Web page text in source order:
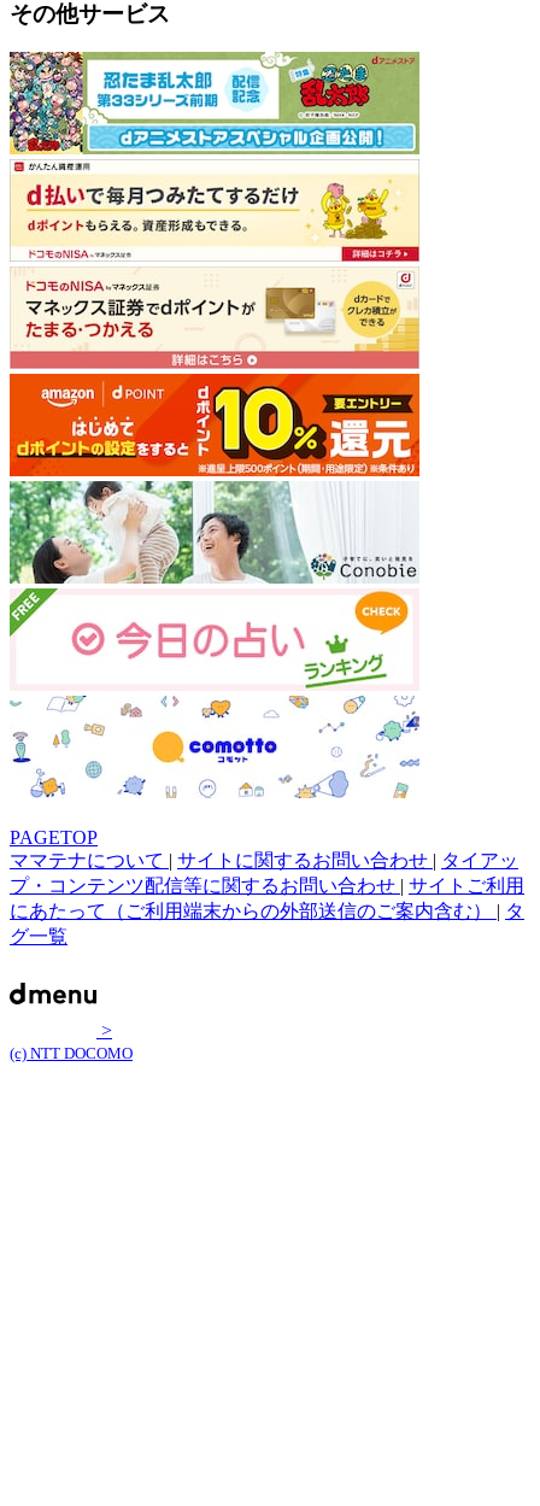
その他サービス
PAGETOP
ママテナについて | サイトに関するお問い合わせ | タイアッ
プ・コンテンツ配信等に関するお問い合わせ | サイトご利用
にあたって（ご利用端末からの外部送信のご案内含む） | タ
グ一覧
>
(c) NTT DOCOMO